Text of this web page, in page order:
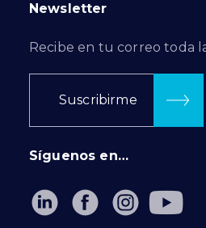
Newsletter
Recibe en tu correo toda
Suscribirme
Síguenos en…